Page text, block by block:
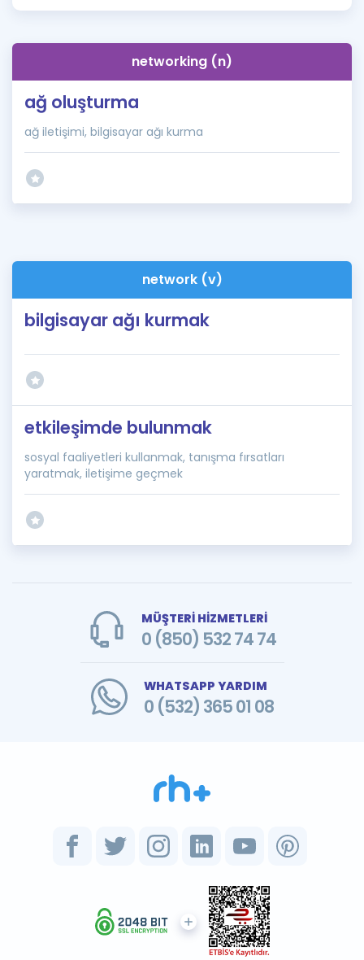
İngilizce Gramernetworking (n)
ağ oluşturma
ağ iletişimi, bilgisayar ağı kurma
network (v)
bilgisayar ağı kurmak
etkileşimde bulunmak
sosyal faaliyetleri kullanmak, tanışma fırsatları
yaratmak, iletişime geçmek
MÜŞTERİ HİZMETLERİ
0 (850) 532 74 74
WHATSAPP YARDIM
0 (532) 365 01 08